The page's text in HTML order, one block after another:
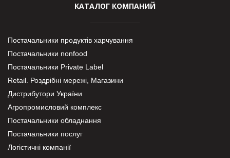
КАТАЛОГ КОМПАНИЙ
Постачальники продуктів харчування
Постачальники nonfood
Постачальники Private Label
Retail. Роздрібні мережі, Магазини
Дистрибутори України
Агропромисловий комплекс
Постачальники обладнання
Постачальники послуг
Логістичні компанії